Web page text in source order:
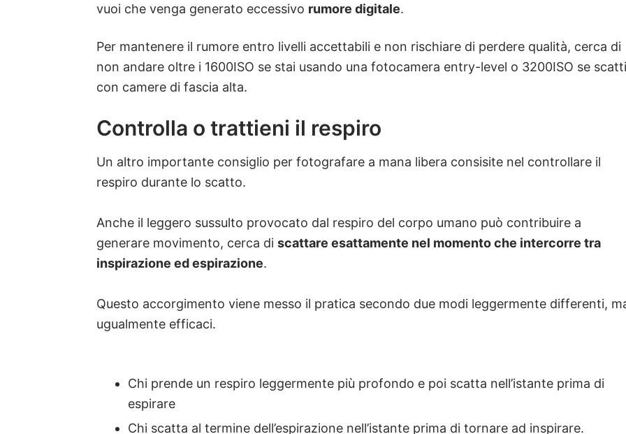
vuoi che venga generato eccessivo rumore digitale.
Per mantenere il rumore entro livelli accettabili e non rischiare di perdere qualità, cerca di
non andare oltre i 1600ISO se stai usando una fotocamera entry-level o 3200ISO se scatti
con camere di fascia alta.
Controlla o trattieni il respiro
Un altro importante consiglio per fotografare a mana libera consisite nel controllare il
respiro durante lo scatto.
Anche il leggero sussulto provocato dal respiro del corpo umano può contribuire a
generare movimento, cerca di scattare esattamente nel momento che intercorre tra
inspirazione ed espirazione.
Questo accorgimento viene messo il pratica secondo due modi leggermente differenti,
ugualmente efficaci.
Chi prende un respiro leggermente più profondo e poi scatta nell’istante prima di
espirare
Chi scatta al termine dell’espirazione nell’istante prima di tornare ad inspirare.